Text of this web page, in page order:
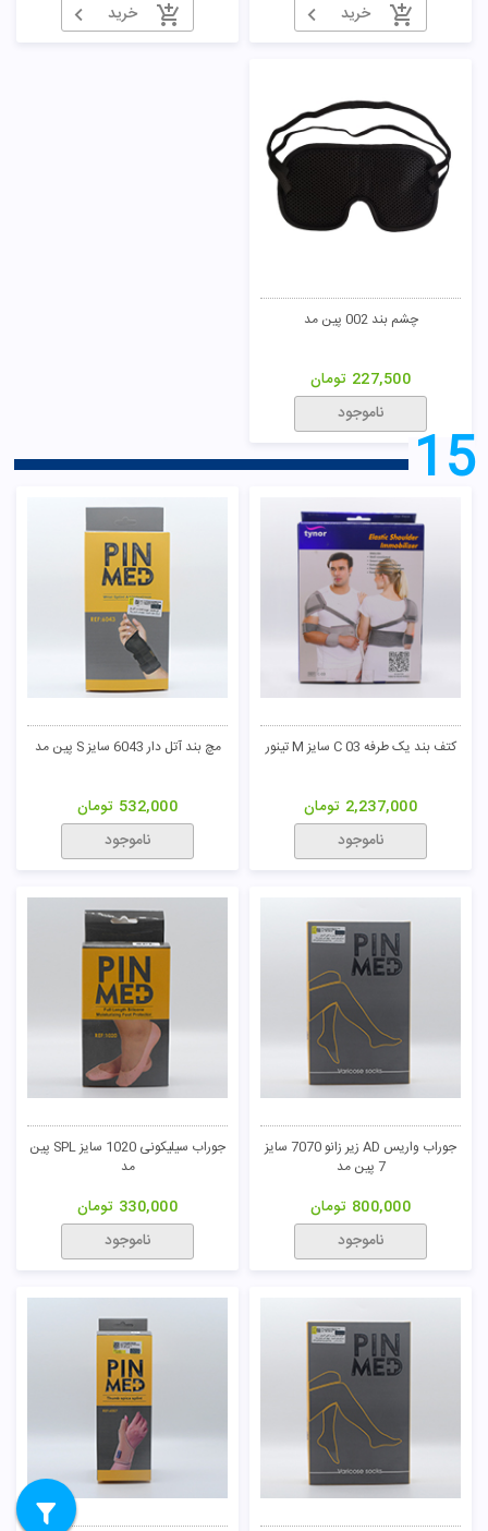
خرید
خرید
چشم بند 002 پین مد
227,500 تومان
ناموجود
15
کتف بند یک طرفه C 03 سایز M تینور
2,237,000 تومان
ناموجود
مچ بند آتل دار 6043 سایز S پین مد
532,000 تومان
ناموجود
جوراب واریس AD زیر زانو 7070 سایز
7 پین مد
800,000 تومان
ناموجود
جوراب سیلیکونی 1020 سایز SPL پین
مد
330,000 تومان
ناموجود